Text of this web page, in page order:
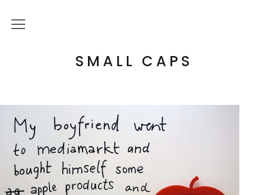
SMALL CAPS
Über mich
Letterpress Workshops
Online Kurs
Blog